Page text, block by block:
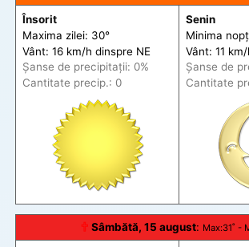
Însorit
Maxima zilei: 30°
Vânt: 16 km/h dinspre NE
Șanse de precipitații: 0%
Cantitate precip.: 0
Senin
Minima
Vânt: 11
Șanse de
Cantitate
🕆 Sâmbătă, 15 august: Max:31˚ -